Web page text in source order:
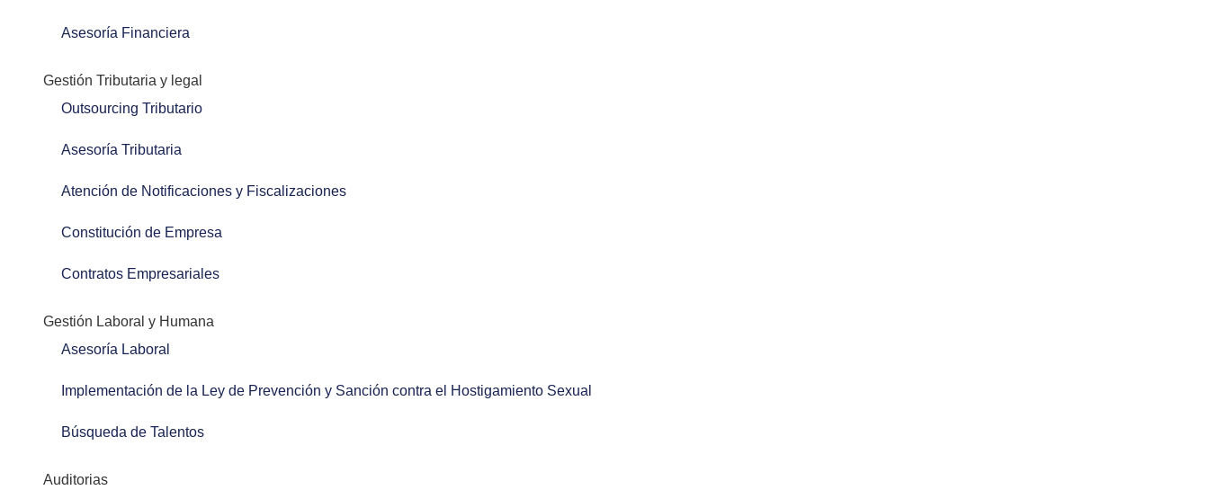
Asesoría Financiera
Gestión Tributaria y legal
Outsourcing Tributario
Asesoría Tributaria
Atención de Notificaciones y Fiscalizaciones
Constitución de Empresa
Contratos Empresariales
Gestión Laboral y Humana
Asesoría Laboral
Implementación de la Ley de Prevención y Sanción contra el Hostigamiento Sexual
Búsqueda de Talentos
Auditorias